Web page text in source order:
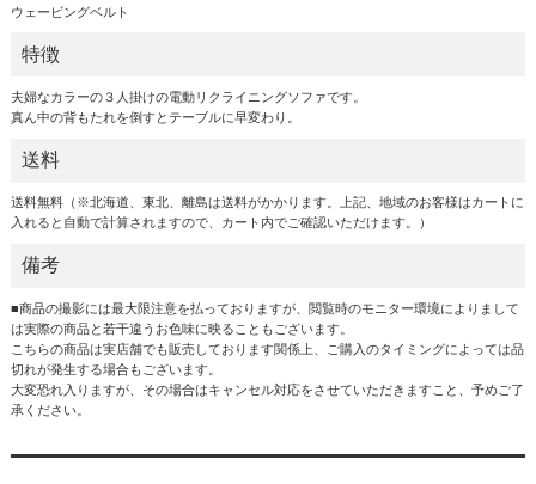
ウェービングベルト
特徴
夫婦なカラーの３人掛けの電動リクライニングソファです。
真ん中の背もたれを倒すとテーブルに早変わり。
送料
送料無料（※北海道、東北、離島は送料がかかります。上記、地域のお客様はカートに
入れると自動で計算されますので、カート内でご確認いただけます。）
備考
■商品の撮影には最大限注意を払っておりますが、閲覧時のモニター環境によりまして
は実際の商品と若干違うお色味に映ることもございます。
こちらの商品は実店舗でも販売しております関係上、ご購入のタイミングによっては品
切れが発生する場合もございます。
大変恐れ入りますが、その場合はキャンセル対応をさせていただきますこと、予めご了
承ください。